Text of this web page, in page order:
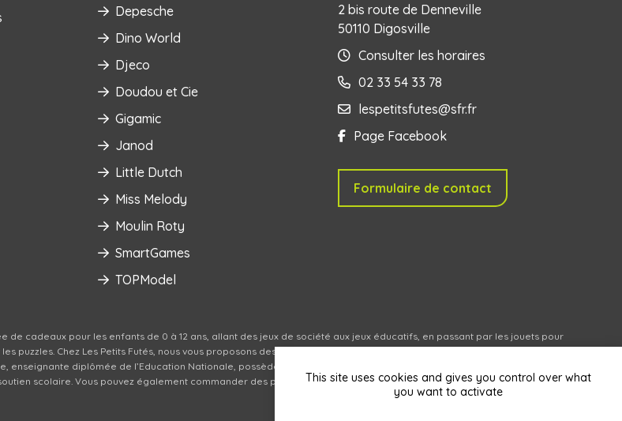
Depesche
Dino World
Djeco
Doudou et Cie
Gigamic
Janod
Little Dutch
Miss Melody
Moulin Roty
SmartGames
TOPModel
2 bis route de Denneville
50110 Digosville
Consulter les horaires
02 33 54 33 78
lespetitsfutes@sfr.fr
Page Facebook
Formulaire de contact
cadeaux pour les enfants de 0 à 12 ans, allant des jeux de société aux jeux éducatifs, en passant par les jouets pour
puzzles. Chez Les Petits Futés, nous vous proposons des marques que nous avons sélectionnées pour leur qualité, leur
diplômée de l’Education Nationale, possède une belle expérience auprès des enfants de tous âges et se
scolaire. Vous pouvez également commander des produits en ligne (livraison en relais partout en France).
This site uses cookies and gives you control over what
you want to activate